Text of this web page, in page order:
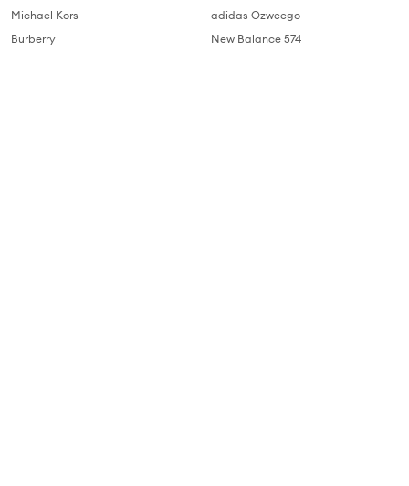
Michael Kors
Burberry
adidas Ozweego
New Balance 574